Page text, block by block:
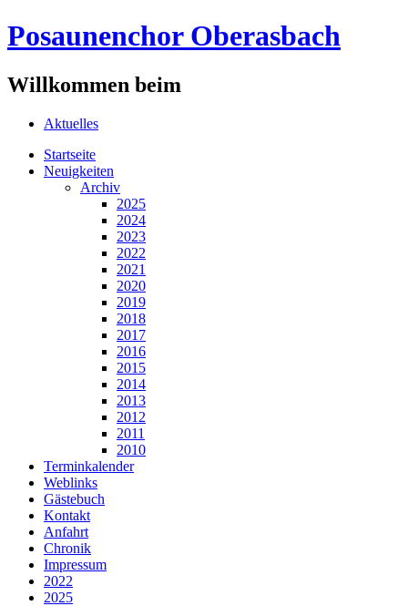
Posaunenchor Oberasbach
Willkommen beim
Aktuelles
Startseite
Neuigkeiten
Archiv
2025
2024
2023
2022
2021
2020
2019
2018
2017
2016
2015
2014
2013
2012
2011
2010
Terminkalender
Weblinks
Gästebuch
Kontakt
Anfahrt
Chronik
Impressum
2022
2025